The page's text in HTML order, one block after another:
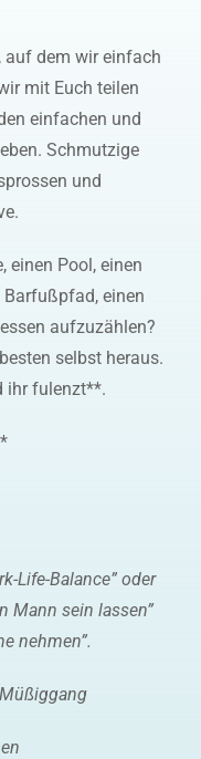
auf dem wir einfach
mit Euch teilen
einfachen und
Schmutzige
und
einen Pool, einen
Barfußpfad, einen
aufzuzählen?
selbst heraus.
ihr fulenzt**.
Life-Balance” oder
Mann sein lassen”
nehmen”.